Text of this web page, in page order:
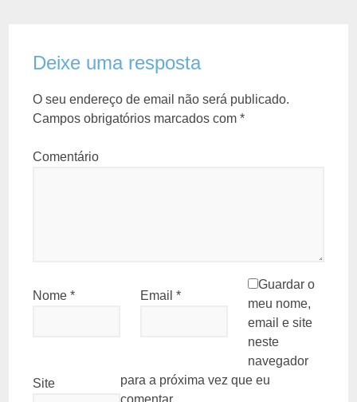
Deixe uma resposta
O seu endereço de email não será publicado.
Campos obrigatórios marcados com*
Comentário
Nome* Email *
Site
Guardar o
meu nome,
email e site
neste
navegador
para a próxima vez que eu
comentar.